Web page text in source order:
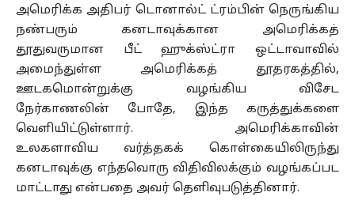
அமெரிக்க அதிபர் டொனால்ட் ட்ரம்பின்நெருங்கிய
நண்பரும் கனடாவுக்கான அமெரிக்கத்
தூதுவருமான பீட்ஹுக்ஸ்ட்ரா ஒட்டாவாவில்
அமைந்துள்ள அமெரிக்கத் தூதரகத்தில்,
ஊடகமொன்றுக்கு வழங்கிய விசேட
நேர்காணலின்போதே, இந்த கருத்துக்களை
வெளியிட்டுள்ளார். அமெரிக்காவின்
உலகளாவிய வர்த்தகக் கொள்கையிலிருந்து
கனடாவுக்கு எந்தவொரு விதிவிலக்கும் வழங்கப்பட
மாட்டாது என்பதை அவர் தெளிவுபடுத்தினார்.